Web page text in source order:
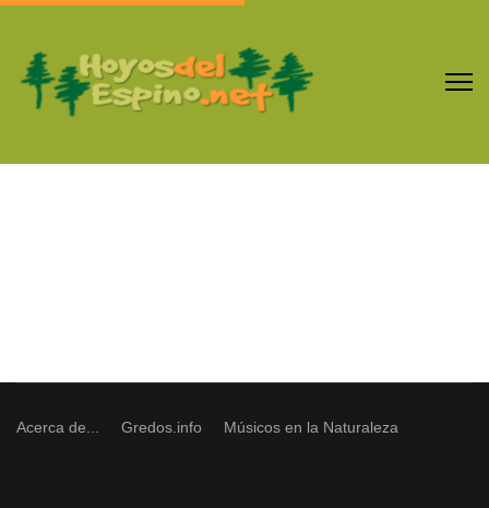
Acerca de... Gredos.info Músicos en la Naturaleza